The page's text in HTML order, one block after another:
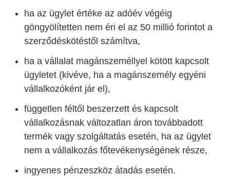
ha az ügylet értéke az adóév végéig
göngyölítetten nem éri el az 50 millió forintot a
szerződéskötéstől számítva,
ha a vállalat magánszeméllyel kötött kapcsolt
ügyletet (kivéve, ha a magánszemély egyéni
vállalkozóként jár el),
független féltől beszerzett és kapcsolt
vállalkozásnak változatlan áron továbbadott
termék vagy szolgáltatás esetén, ha az ügylet
nem a vállalkozás főtevékenységének része,
ingyenes pénzeszköz átadás esetén.